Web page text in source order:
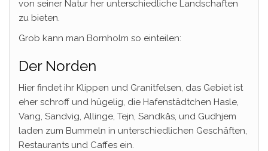
von seiner Natur her unterschiedliche Landschaften
zu bieten.
Grob kann man Bornholm so einteilen:
Der Norden
Hier findet ihr Klippen und Granitfelsen, das Gebiet ist
eher schroff und hügelig, die Hafenstädtchen Hasle,
Vang, Sandvig, Allinge, Tejn, Sandkås, und Gudhjem
laden zum Bummeln in unterschiedlichen Geschäften,
Restaurants und Caffes ein.